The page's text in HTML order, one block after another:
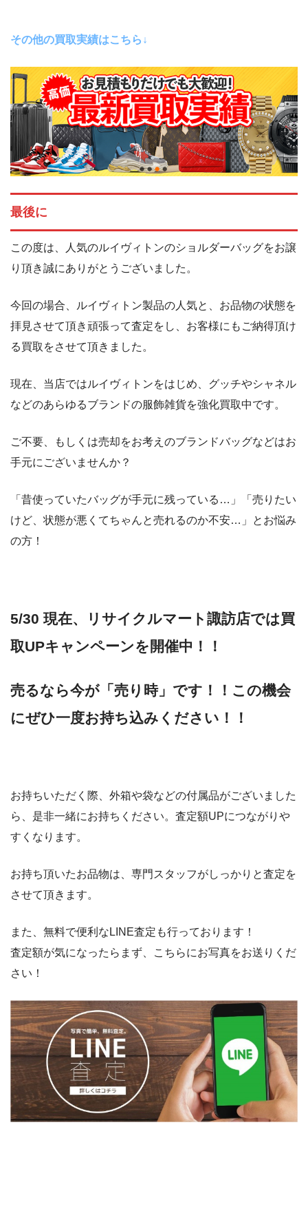
その他の買取実績はこちら↓
最後に
この度は、人気のルイヴィトンのショルダーバッグをお譲
り頂き誠にありがとうございました。
今回の場合、ルイヴィトン製品の人気と、お品物の状態を
拝見させて頂き頑張って査定をし、お客様にもご納得頂け
る買取をさせて頂きました。
現在、当店ではルイヴィトンをはじめ、グッチやシャネル
などのあらゆるブランドの服飾雑貨を強化買取中です。
ご不要、もしくは売却をお考えのブランドバッグなどはお
手元にございませんか？
「昔使っていたバッグが手元に残っている…」「売りたい
けど、状態が悪くてちゃんと売れるのか不安…」とお悩み
の方！
5/30 現在、リサイクルマート諏訪店では買
取UPキャンペーンを開催中！！
売るなら今が「売り時」です！！この機会
にぜひ一度お持ち込みください！！
お持ちいただく際、外箱や袋などの付属品がございました
ら、是非一緒にお持ちください。査定額UPにつながりや
すくなります。
お持ち頂いたお品物は、専門スタッフがしっかりと査定を
させて頂きます。
また、無料で便利なLINE査定も行っております！
査定額が気になったらまず、こちらにお写真をお送りくだ
さい！